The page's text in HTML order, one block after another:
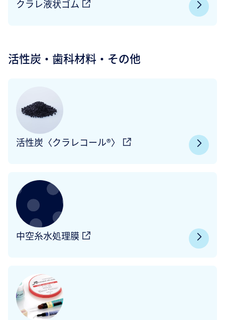
クラレ液状ゴム
活性炭・歯科材料・その他
活性炭〈クラレコール®〉
中空糸水処理膜